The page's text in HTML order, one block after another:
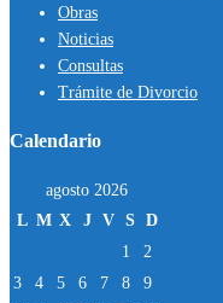
Obras
Noticias
Consultas
Trámite de Divorcio
Calendario
agosto 2026
L M X J V S D
1
2
3
4 5 6 7 8
9